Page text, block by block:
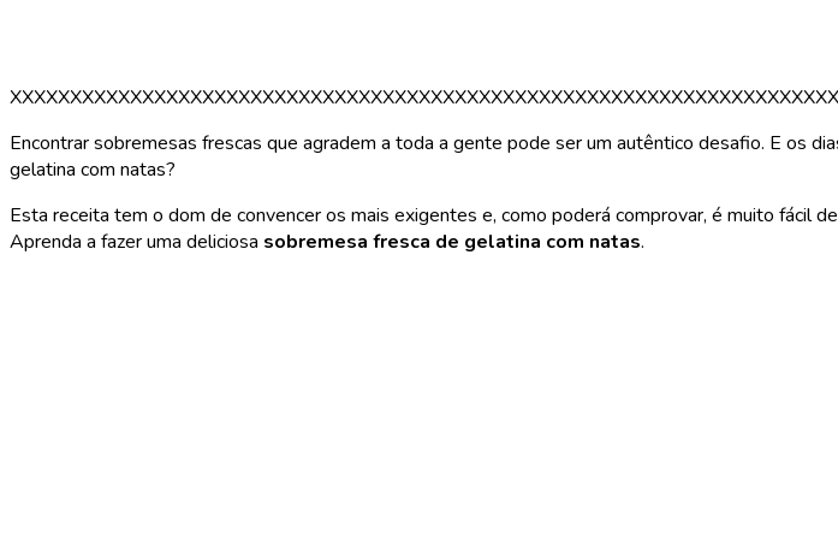
Encontrar sobremesas frescas que agradem a toda a gente pode ser um autêntico desafio. E os
gelatina com natas?
Esta receita tem o dom de convencer os mais exigentes e, como poderá comprovar, é muito fácil
Aprenda a fazer uma deliciosa sobremesa fresca de gelatina com natas.